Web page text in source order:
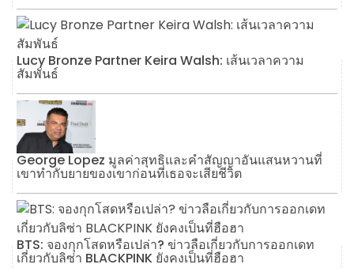
Lucy Bronze Partner Keira Walsh: เส้นเวลาความ
สัมพันธ์
George Lopez มูลค่าสุทธิและคำสัญญาอันแสนหวานที่
เขาทำกับยายของเขาก่อนที่เธอจะเสียชีวิต
BTS: จองกุกโสดหรือเปล่า? ข่าวลือเกี่ยวกับการออกเดท
เกี่ยวกับลิซ่า BLACKPINK ยังคงเป็นที่ฮือฮา